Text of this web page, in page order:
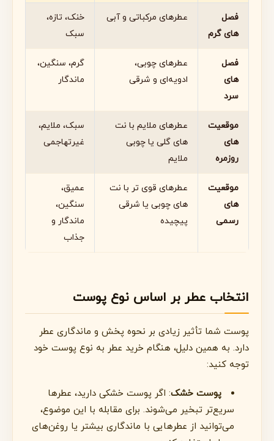
فصل
های گرم
عطرهای مرکباتی و آبی
خنک، تازه،
سبک
فصل
های
سرد
عطرهای چوبی،
ادویه‌ای و شرقی
گرم، سنگین،
ماندگار
موقعیت
های
روزمره
عطرهای ملایم با نت
های گلی یا چوبی
ملایم
سبک، ملایم،
غیرتهاجمی
موقعیت
های
رسمی
عطرهای قوی تر با نت
های چوبی یا شرقی
پیچیده
عمیق،
سنگین،
ماندگار و
جذاب
انتخاب عطر بر اساس نوع پوست
پوست شما تأثیر زیادی بر نحوه پخش و ماندگاری عطر
دارد. به همین دلیل، هنگام خرید عطر به نوع پوست خود
توجه کنید:
پوست خشک: اگر پوست خشکی دارید، عطرها
سریع‌تر تبخیر می‌شوند. برای مقابله با این موضوع،
می‌توانید از عطرهایی با ماندگاری بیشتر یا روغن‌های